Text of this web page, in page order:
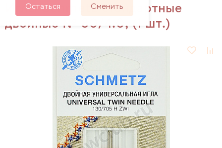
Остаться Сменить
Иглы Schmetz стандартные
двойные № 80/4.0, (1 шт.)